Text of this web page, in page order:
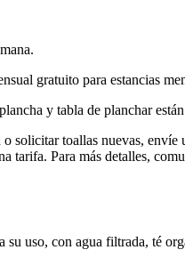
gratuito para estancias
y tabla de planchar
solicitar toallas nuevas,
tarifa. Para más detalles,
uso, con agua filtrada, té